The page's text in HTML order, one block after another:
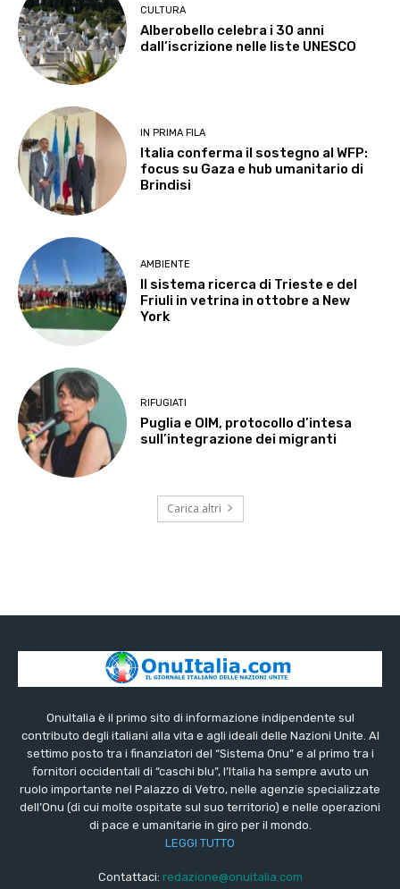
CULTURA
Alberobello celebra i 30 anni
dall’iscrizione nelle liste UNESCO
IN PRIMA FILA
Italia conferma il sostegno al WFP:
focus su Gaza e hub umanitario di
Brindisi
AMBIENTE
Il sistema ricerca di Trieste e del
Friuli in vetrina in ottobre a New
York
RIFUGIATI
Puglia e OIM, protocollo d’intesa
sull’integrazione dei migranti
Carica altri
OnuItalia è il primo sito di informazione indipendente sul
contributo degli italiani alla vita e agli ideali delle Nazioni Unite. Al
settimo posto tra i finanziatori del “Sistema Onu” e al primo tra i
fornitori occidentali di “caschi blu”, l’Italia ha sempre avuto un
ruolo importante nel Palazzo di Vetro, nelle agenzie specializzate
dell’Onu (di cui molte ospitate sul suo territorio) e nelle operazioni
di pace e umanitarie in giro per il mondo.
LEGGI TUTTO
Contattaci: redazione@onuitalia.com